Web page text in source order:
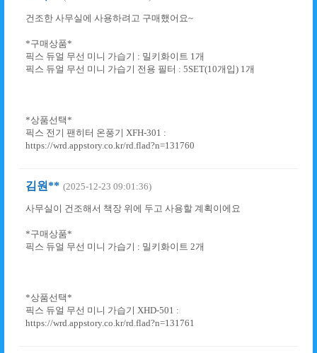
건조한 사무실에 사용하려고 구매했어요~
*구매상품*
픽스 듀얼 무선 미니 가습기 : 밀키화이트 1개
픽스 듀얼 무선 미니 가습기 전용 필터 : 5SET(10개입) 1개
*상품선택*
픽스 전기 팬히터 온풍기 XFH-301 :
https://wrd.appstory.co.kr/rd.flad?n=131760
김원** (2025-12-23 09:01:36)
사무실이 건조해서 책장 위에 두고 사용할 계획이에요
*구매상품*
픽스 듀얼 무선 미니 가습기 : 밀키화이트 2개
*상품선택*
픽스 듀얼 무선 미니 가습기 XHD-501 :
https://wrd.appstory.co.kr/rd.flad?n=131761